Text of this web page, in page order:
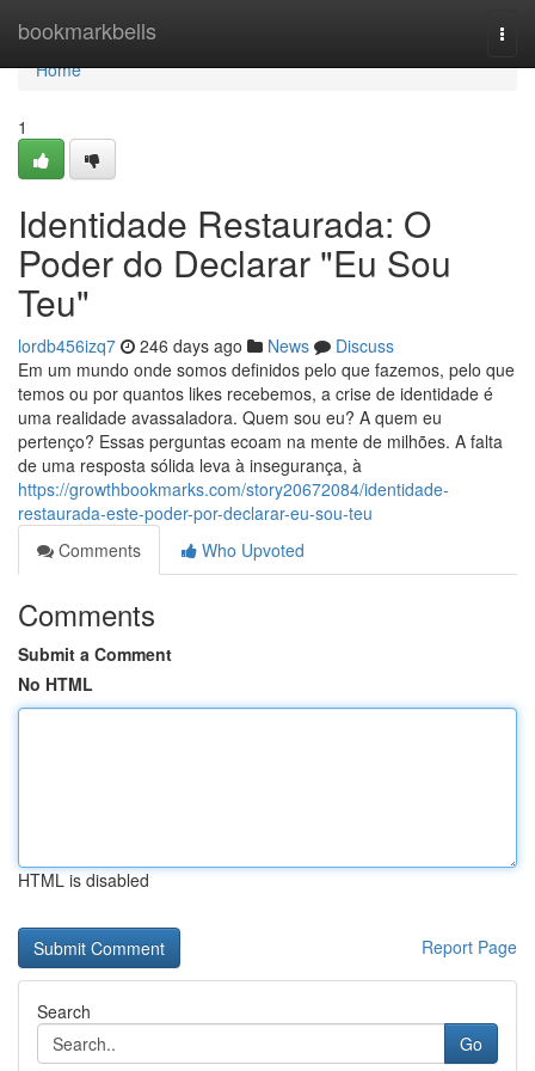
bookmarkbells
Home
Home
1
Identidade Restaurada: O
Poder do Declarar "Eu Sou
Teu"
lordb456izq7 246 days ago News
Discuss
Em um mundo onde somos definidos pelo que fazemos, pelo que
temos ou por quantos likes recebemos, a crise de identidade é
uma realidade avassaladora. Quem sou eu? A quem eu
pertenço? Essas perguntas ecoam na mente de milhões. A falta
de uma resposta sólida leva à insegurança, à
https://growthbookmarks.com/story20672084/identidade-
restaurada-este-poder-por-declarar-eu-sou-teu
Comments
Who Upvoted
Comments
Submit a Comment
No HTML
HTML is disabled
Report Page
Search
Go